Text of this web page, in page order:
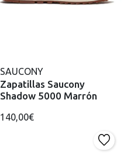
SAUCONY
Zapatillas Saucony
Shadow 5000 Marrón
140,00€